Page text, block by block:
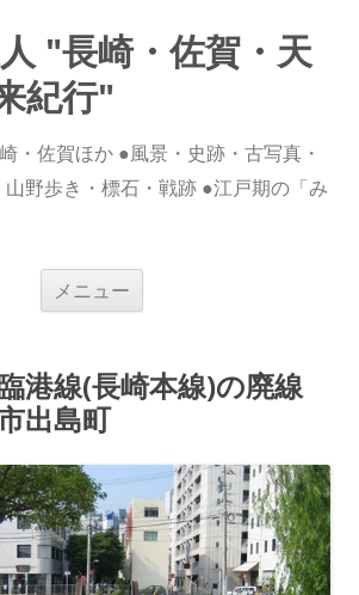
"長崎・佐賀・天
紀行"
・佐賀ほか ●風景・史跡・古写真・
野歩き・標石・戦跡 ●江戸期の「み
メニュー
ス
キ
港線(長崎本線)の廃線
出島町